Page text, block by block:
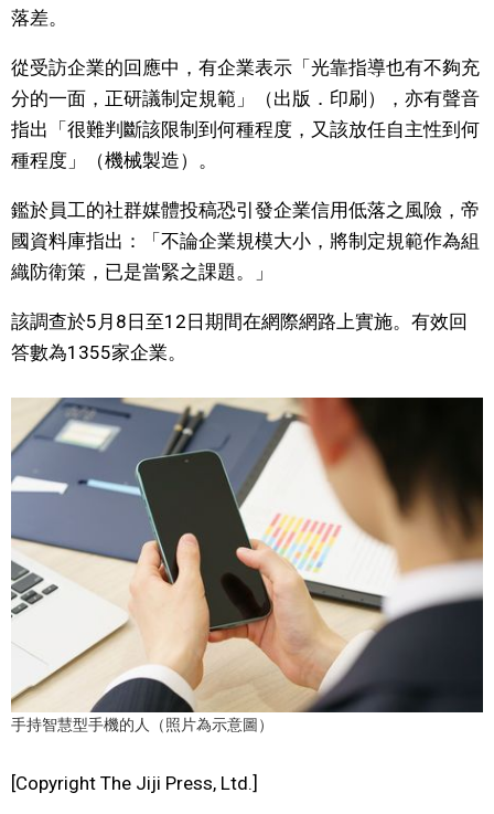
政治外交
社會
財經
文化
科學技術
生活
運動
娛樂
教育
工作勞動
家庭
醫療健康
語言
落差。
從受訪企業的回應中，有企業表示「光靠指導也有不夠充
分的一面，正研議制定規範」（出版．印刷），亦有聲音
指出「很難判斷該限制到何種程度，又該放任自主性到何
種程度」（機械製造）。
鑑於員工的社群媒體投稿恐引發企業信用低落之風險，帝
國資料庫指出：「不論企業規模大小，將制定規範作為組
織防衛策，已是當緊之課題。」
該調查於5月8日至12日期間在網際網路上實施。有效回
答數為1355家企業。
手持智慧型手機的人（照片為示意圖）
[Copyright The Jiji Press, Ltd.]